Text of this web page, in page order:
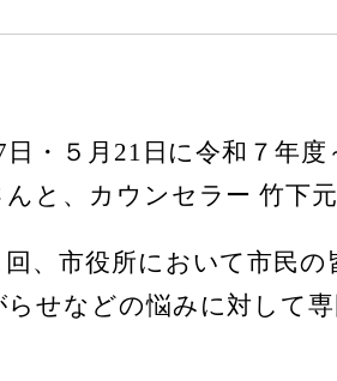
・５月21日に令和７年度
んと、カウンセラー 竹下
、市役所において市民の
らせなどの悩みに対して